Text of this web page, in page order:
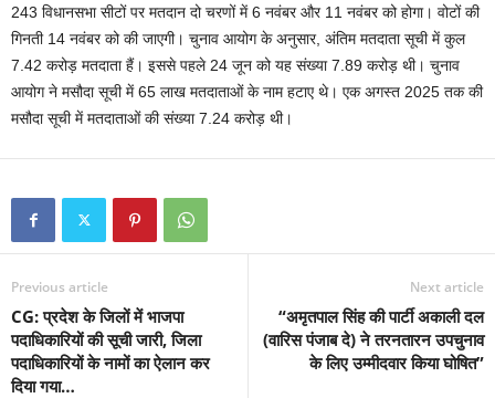
243 विधानसभा सीटों पर मतदान दो चरणों में 6 नवंबर और 11 नवंबर को होगा। वोटों की
गिनती 14 नवंबर को की जाएगी। चुनाव आयोग के अनुसार, अंतिम मतदाता सूची में कुल
7.42 करोड़ मतदाता हैं। इससे पहले 24 जून को यह संख्या 7.89 करोड़ थी। चुनाव
आयोग ने मसौदा सूची में 65 लाख मतदाताओं के नाम हटाए थे। एक अगस्त 2025 तक की
मसौदा सूची में मतदाताओं की संख्या 7.24 करोड़ थी।
Previous article
CG: प्रदेश के जिलों में भाजपा
पदाधिकारियों की सूची जारी, जिला
पदाधिकारियों के नामों का ऐलान कर
दिया गया…
Next article
“अमृतपाल सिंह की पार्टी अकाली दल
(वारिस पंजाब दे) ने तरनतारन उपचुनाव
के लिए उम्मीदवार किया घोषित”